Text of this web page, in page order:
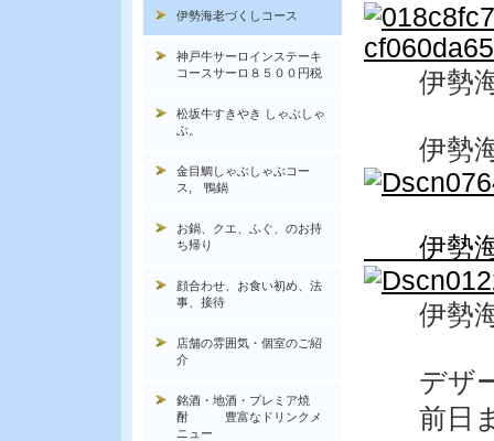
伊勢海
伊勢海
伊勢海
伊勢海
デザ
前日ま
伊勢海老づくしコース
神戸牛サーロインステーキ
コースサーロ８５００円税
松坂牛すきやき しゃぶしゃ
ぶ。
金目鯛しゃぶしゃぶコー
ス, 鴨鍋
お鍋、クエ、ふぐ、のお持
ち帰り
顔合わせ、お食い初め、法
事、接待
店舗の雰囲気・個室のご紹
介
銘酒・地酒・プレミア焼
酎 豊富なドリンクメ
ニュー